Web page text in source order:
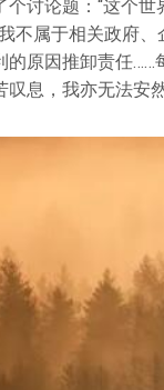
讨论题：“这个
不属于相关政府
原因推卸责任……
息，我亦无法安然